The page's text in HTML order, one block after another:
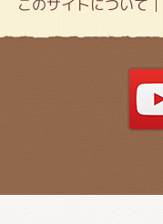
このサイトについて